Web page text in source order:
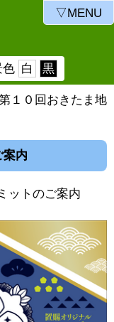
色 白 黒
１０回おきたま地
案内
ットのご案内
▽MENU